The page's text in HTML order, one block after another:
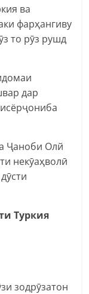
ва
фарҳангиву
то рӯз рушд
дар
Ҷаноби Олй
некӯаҳволӣ
Туркия
зодрӯзатон